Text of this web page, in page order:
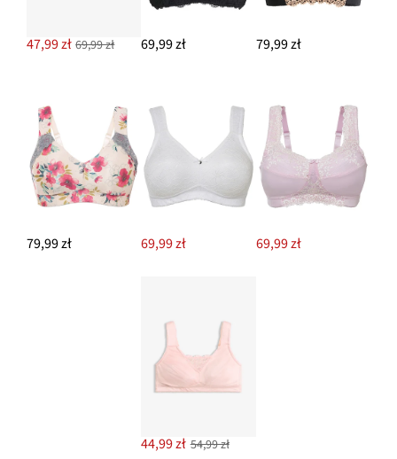
47,99 zł 69,99 zł 69,99 zł 79,99 zł
79,99 zł 69,99 zł 69,99 zł
44,99 zł 54,99 zł